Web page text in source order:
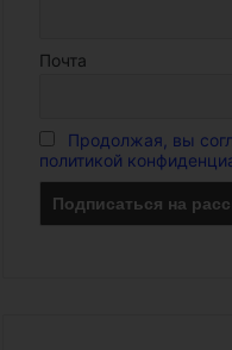
Почта
Продолжая, вы
политикой